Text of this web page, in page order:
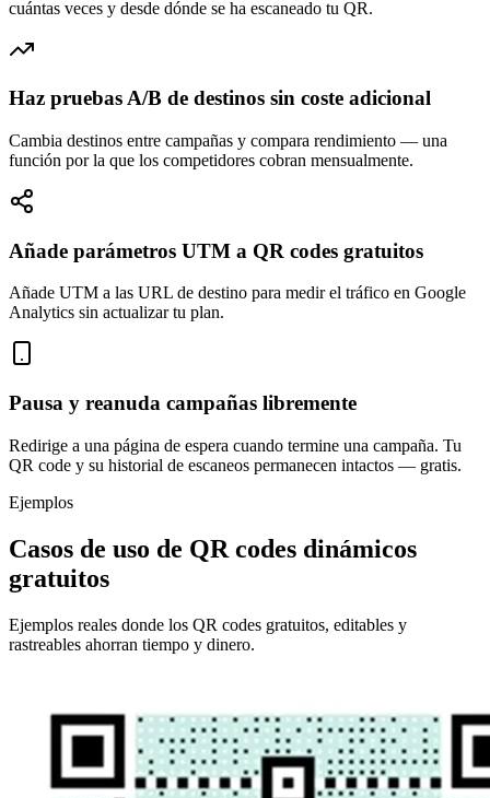
cuántas veces y desde dónde se ha escaneado tu QR.
Haz pruebas A/B de destinos sin coste adicional
Cambia destinos entre campañas y compara rendimiento — una
función por la que los competidores cobran mensualmente.
Añade parámetros UTM a QR codes gratuitos
Añade UTM a las URL de destino para medir el tráfico en Google
Analytics sin actualizar tu plan.
Pausa y reanuda campañas libremente
Redirige a una página de espera cuando termine una campaña. Tu
QR code y su historial de escaneos permanecen intactos — gratis.
Ejemplos
Casos de uso de QR codes dinámicos
gratuitos
Ejemplos reales donde los QR codes gratuitos, editables y
rastreables ahorran tiempo y dinero.